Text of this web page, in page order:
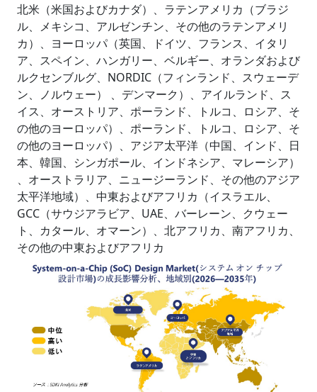
北米（米国およびカナダ）、ラテンアメリカ（ブラジ
ル、メキシコ、アルゼンチン、その他のラテンアメリ
カ）、ヨーロッパ（英国、ドイツ、フランス、イタリ
ア、スペイン、ハンガリー、ベルギー、オランダおよび
ルクセンブルグ、NORDIC（フィンランド、スウェーデ
ン、ノルウェー） 、デンマーク）、アイルランド、ス
イス、オーストリア、ポーランド、トルコ、ロシア、そ
の他のヨーロッパ）、ポーランド、トルコ、ロシア、そ
の他のヨーロッパ）、アジア太平洋（中国、インド、日
本、韓国、シンガポール、インドネシア、マレーシア）
、オーストラリア、ニュージーランド、その他のアジア
太平洋地域）、中東およびアフリカ（イスラエル、
GCC（サウジアラビア、UAE、バーレーン、クウェー
ト、カタール、オマーン）、北アフリカ、南アフリカ、
その他の中東およびアフリカ